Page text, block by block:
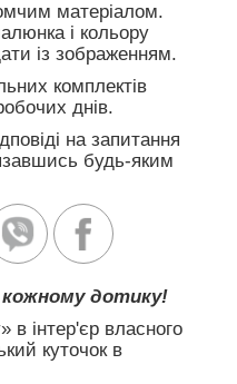
матеріалом.
і кольору
із зображенням.
комплектів
днів.
на запитання
будь-яким
дотику!
в інтер'єр власного
куточок в